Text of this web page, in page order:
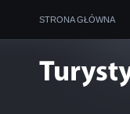
STRONA GŁÓWNA